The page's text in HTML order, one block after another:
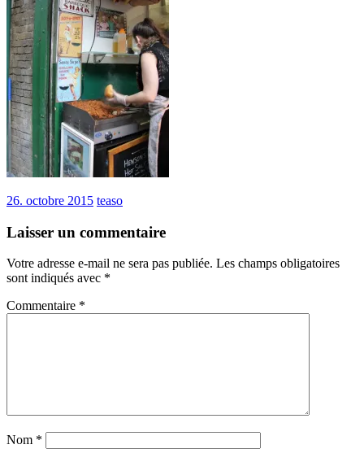
26. octobre 2015 teaso
Laisser un commentaire
Votre adresse e-mail ne sera pas publiée. Les champs obligatoires
sont indiqués avec *
Commentaire *
Nom *